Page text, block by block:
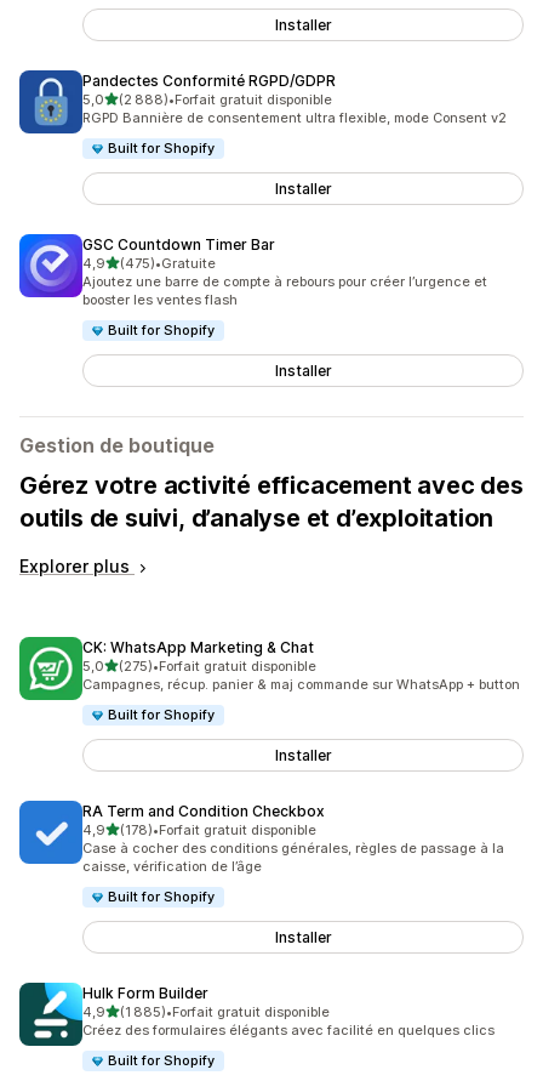
Installer
Pandectes Conformité RGPD/GDPR
5,0étoile(s) sur 5
(2 888)
2888 avis au total
•Forfait gratuit disponible
RGPD Bannière de consentement ultra flexible, mode Consent v2
Built for Shopify
Installer
GSC Countdown Timer Bar
4,9étoile(s) sur 5
(475)
475 avis au total
•Gratuite
Ajoutez une barre de compte à rebours pour créer l’urgence et
booster les ventes flash
Built for Shopify
Installer
Gestion de boutique
Gérez votre activité efficacement avec des
outils de suivi, d’analyse et d’exploitation
Explorer plus
CK: WhatsApp Marketing & Chat
5,0étoile(s) sur 5
(275)
275 avis au total
•Forfait gratuit disponible
Campagnes, récup. panier & maj commande sur WhatsApp + button
Built for Shopify
Installer
RA Term and Condition Checkbox
4,9étoile(s) sur 5
(178)
178 avis au total
•Forfait gratuit disponible
Case à cocher des conditions générales, règles de passage à la
caisse, vérification de l’âge
Built for Shopify
Installer
Hulk Form Builder
4,9étoile(s) sur 5
(1 885)
1885 avis au total
•Forfait gratuit disponible
Créez des formulaires élégants avec facilité en quelques clics
Built for Shopify